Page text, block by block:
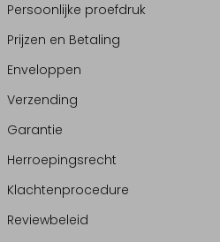
Persoonlijke proefdruk
Prijzen en Betaling
Enveloppen
Verzending
Garantie
Herroepingsrecht
Klachtenprocedure
Reviewbeleid